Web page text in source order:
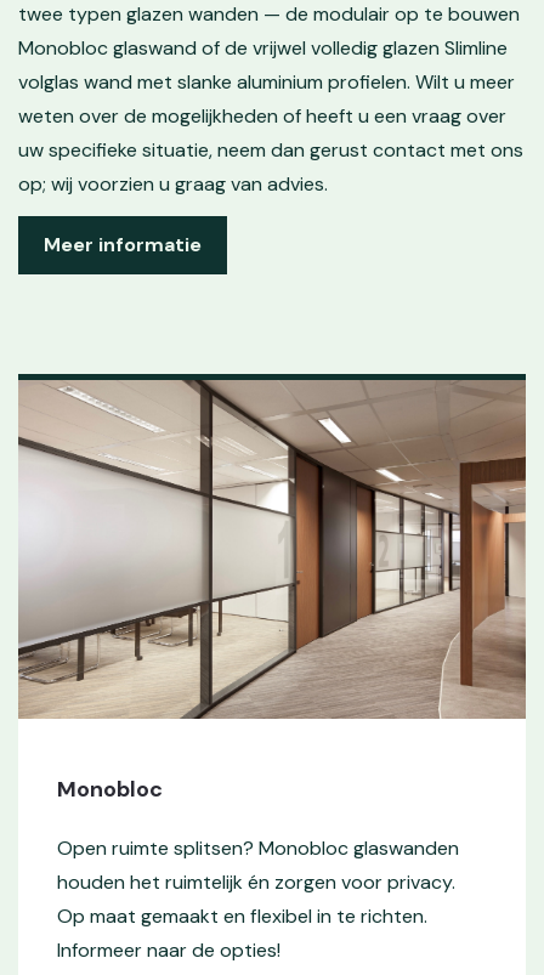
twee typen glazen wanden — de modulair op te bouwen
Monobloc glaswand of de vrijwel volledig glazen Slimline
volglas wand met slanke aluminium profielen. Wilt u meer
weten over de mogelijkheden of heeft u een vraag over
uw specifieke situatie, neem dan gerust contact met ons
op; wij voorzien u graag van advies.
Meer informatie
Monobloc
Open ruimte splitsen? Monobloc glaswanden
houden het ruimtelijk én zorgen voor privacy.
Op maat gemaakt en flexibel in te richten.
Informeer naar de opties!